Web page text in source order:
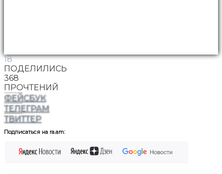
18
ПОДЕЛИЛИСЬ
368
ПРОЧТЕНИЙ
ФЕЙСБУК
ТЕЛЕГРАМ
ТВИТТЕР
Подписаться на ra.am: